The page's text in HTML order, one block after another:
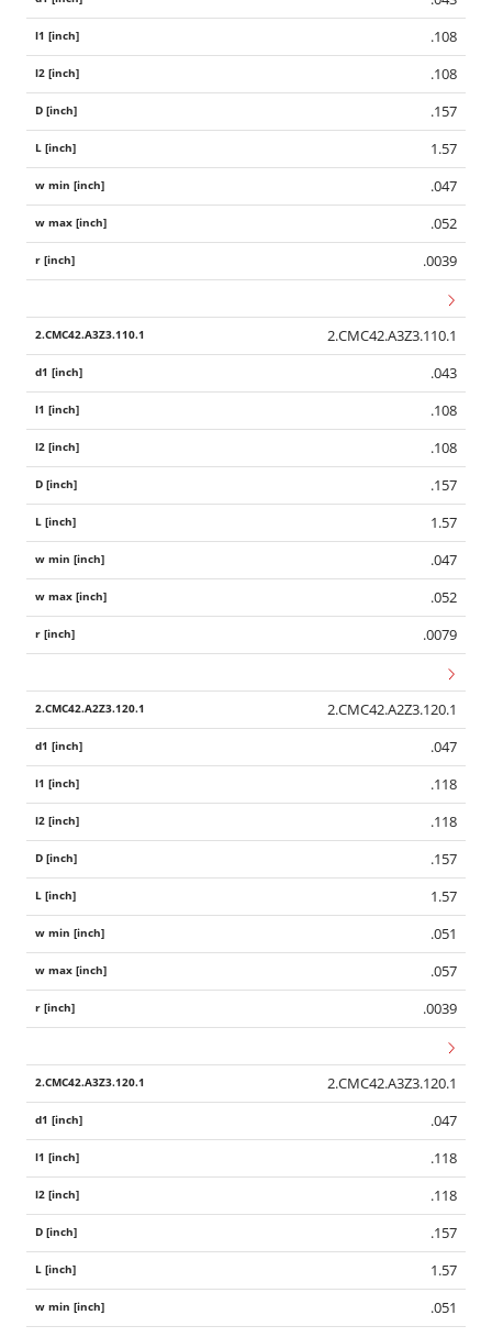
.108
.108
.157
1.57
.047
.052
.0039
2.CMC42.A3Z3.110.1
.043
.108
.108
.157
1.57
.047
.052
.0079
2.CMC42.A2Z3.120.1
.047
.118
.118
.157
1.57
.051
.057
.0039
2.CMC42.A3Z3.120.1
.047
.118
.118
.157
1.57
.051